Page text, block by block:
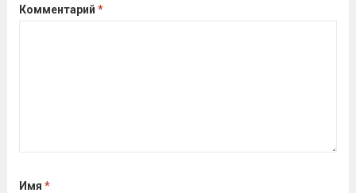
выполнении нормативов ВФСК ГТО️⁣⁣⠀Те,
Комментарий *
Имя *